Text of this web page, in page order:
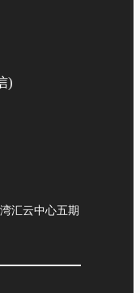
)
汇云中心五期